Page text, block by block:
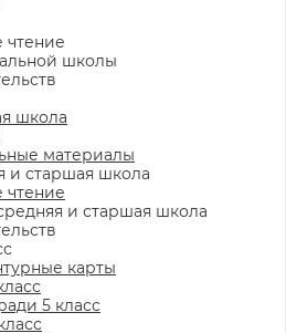
чтение
школы
школа
материалы
и старшая школа
чтение
и старшая школа
карты
5 класс